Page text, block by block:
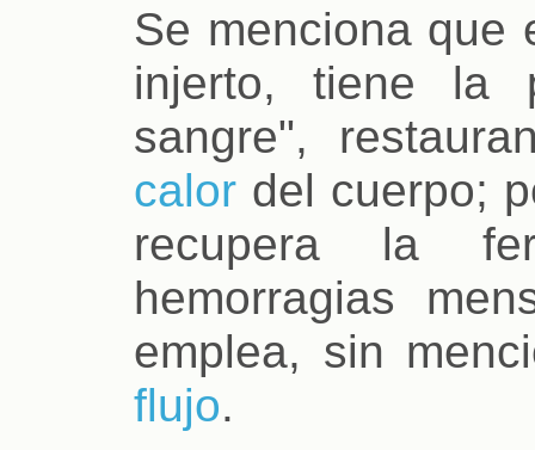
Se menciona que
injerto, tiene la
sangre",
calor del cuerpo;
recupera la
hemorragias
emplea, sin
flujo.